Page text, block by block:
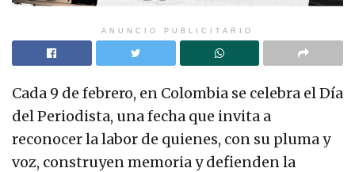
ANUNCIO PUBLICITARIO
Cada 9 de febrero, en Colombia se celebra el Día
del Periodista, una fecha que invita a
reconocer la labor de quienes, con su pluma y
voz, construyen memoria y defienden la